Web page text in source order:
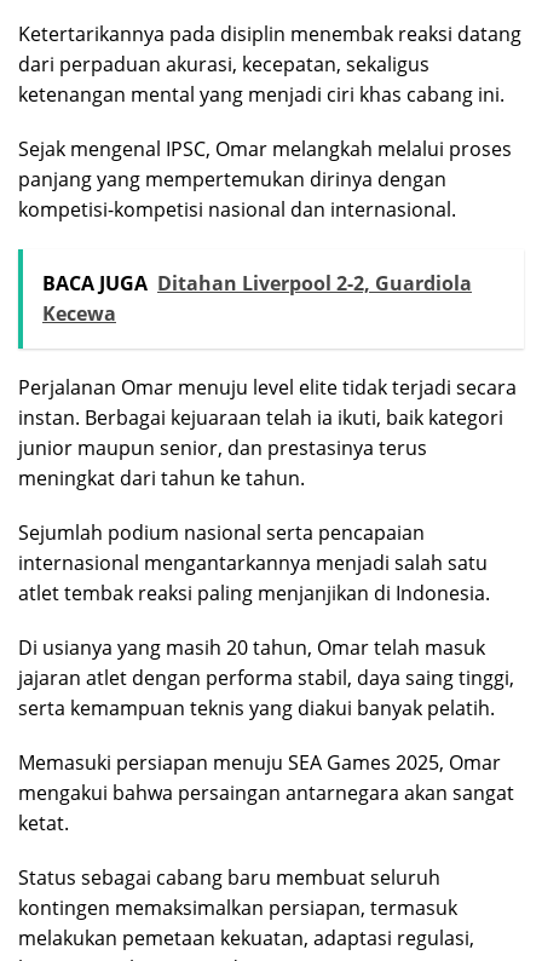
Ketertarikannya pada disiplin menembak reaksi datang
dari perpaduan akurasi, kecepatan, sekaligus
ketenangan mental yang menjadi ciri khas cabang ini.
Sejak mengenal IPSC, Omar melangkah melalui proses
panjang yang mempertemukan dirinya dengan
kompetisi-kompetisi nasional dan internasional.
BACA JUGA Ditahan Liverpool 2-2, Guardiola
Kecewa
Perjalanan Omar menuju level elite tidak terjadi secara
instan. Berbagai kejuaraan telah ia ikuti, baik kategori
junior maupun senior, dan prestasinya terus
meningkat dari tahun ke tahun.
Sejumlah podium nasional serta pencapaian
internasional mengantarkannya menjadi salah satu
atlet tembak reaksi paling menjanjikan di Indonesia.
Di usianya yang masih 20 tahun, Omar telah masuk
jajaran atlet dengan performa stabil, daya saing tinggi,
serta kemampuan teknis yang diakui banyak pelatih.
Memasuki persiapan menuju SEA Games 2025, Omar
mengakui bahwa persaingan antarnegara akan sangat
ketat.
Status sebagai cabang baru membuat seluruh
kontingen memaksimalkan persiapan, termasuk
melakukan pemetaan kekuatan, adaptasi regulasi,